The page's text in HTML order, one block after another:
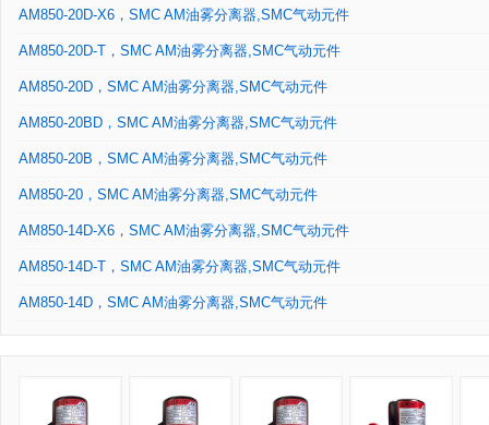
AM850-20D-X6，SMC AM油雾分离器,SMC气动元件
AM850-20D-T，SMC AM油雾分离器,SMC气动元件
AM850-20D，SMC AM油雾分离器,SMC气动元件
AM850-20BD，SMC AM油雾分离器,SMC气动元件
AM850-20B，SMC AM油雾分离器,SMC气动元件
AM850-20，SMC AM油雾分离器,SMC气动元件
AM850-14D-X6，SMC AM油雾分离器,SMC气动元件
AM850-14D-T，SMC AM油雾分离器,SMC气动元件
AM850-14D，SMC AM油雾分离器,SMC气动元件